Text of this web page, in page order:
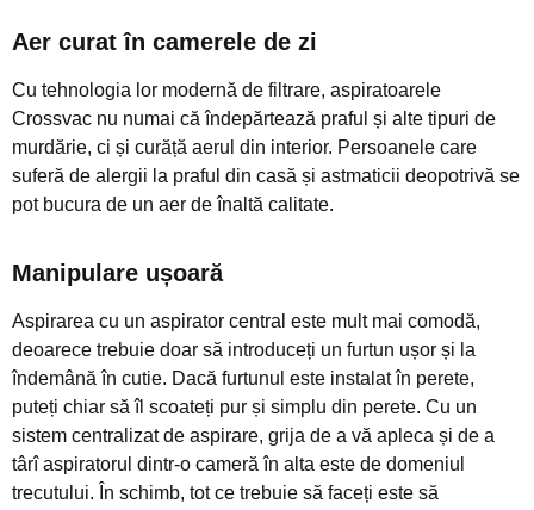
Aer curat în camerele de zi
Cu tehnologia lor modernă de filtrare, aspiratoarele
Crossvac nu numai că îndepărtează praful și alte tipuri de
murdărie, ci și curăță aerul din interior. Persoanele care
suferă de alergii la praful din casă și astmaticii deopotrivă se
pot bucura de un aer de înaltă calitate.
Manipulare ușoară
Aspirarea cu un aspirator central este mult mai comodă,
deoarece trebuie doar să introduceți un furtun ușor și la
îndemână în cutie. Dacă furtunul este instalat în perete,
puteți chiar să îl scoateți pur și simplu din perete. Cu un
sistem centralizat de aspirare, grija de a vă apleca și de a
târî aspiratorul dintr-o cameră în alta este de domeniul
trecutului. În schimb, tot ce trebuie să faceți este să